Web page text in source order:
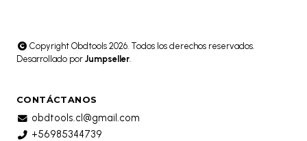
Copyright Obdtools 2026. Todos los derechos reservados.
Desarrollado por Jumpseller
CONTÁCTANOS
obdtools.cl@gmail.com
+56985344739